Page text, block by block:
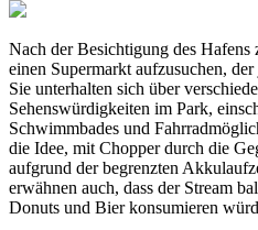
Nach der Besichtigung des Hafens
einen Supermarkt aufzusuchen,
Sie unterhalten sich über
Sehenswürdigkeiten im Park,
Schwimmbades und
die Idee, mit Chopper durch die
aufgrund der begrenzten
erwähnen auch, dass der Stream
Donuts und Bier konsumieren